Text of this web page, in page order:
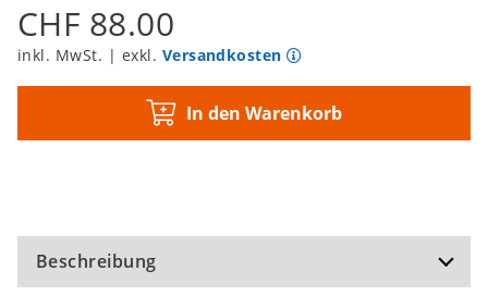
CHF 88.00
inkl. MwSt. | exkl. Versandkosten
In den Warenkorb
Beschreibung